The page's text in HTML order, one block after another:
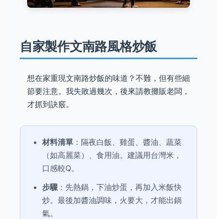
自家製作文南路風格炒飯
想在家重現文南路炒飯的味道？不難，但有些細
節要注意。我失敗過幾次，後來請教攤販老闆，
才抓到訣竅。
材料清單 ：隔夜白飯、雞蛋、醬油、蔬菜
（如高麗菜）、食用油。建議用台灣米，
口感較Q。
步驟 ：先熱鍋，下油炒蛋，再加入米飯快
炒。最後加醬油調味，火要大，才能出鍋
氣。